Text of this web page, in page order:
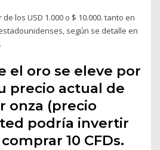
los USD 1.000 o $ 10.000. tanto en
según se detalle en
el oro se eleve por
precio actual de
onza (precio
podría invertir
10 CFDs.